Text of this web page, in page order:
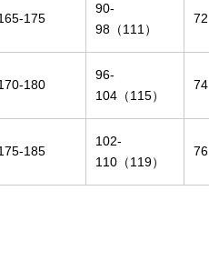
175
90-
98（111）
72
180
96-
104（115）
74
185
102-
110（119）
76